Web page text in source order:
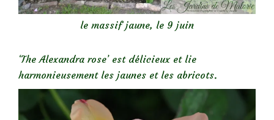
le massif jaune, le 9 juin
‘The Alexandra rose’ est délicieux et lie
harmonieusement les jaunes et les abricots.